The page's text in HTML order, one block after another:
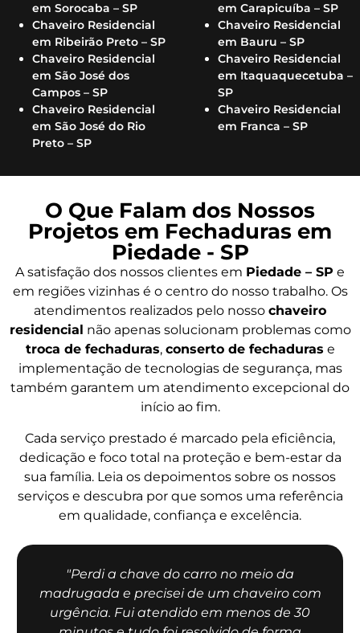
em Sorocaba – SP
Chaveiro Residencial
em Ribeirão Preto – SP
Chaveiro Residencial
em São José dos
Campos – SP
Chaveiro Residencial
em São José do Rio
Preto – SP
em Carapicuíba – SP
Chaveiro Residencial
em Bauru – SP
Chaveiro Residencial
em Itaquaquecetuba –
SP
Chaveiro Residencial
em Franca – SP
O Que Falam dos Nossos
Projetos em Fechaduras em
Piedade - SP
A satisfação dos nossos clientes em Piedade – SP e
em regiões vizinhas é o centro do nosso trabalho. Os
atendimentos realizados pelo nosso chaveiro
residencial não apenas solucionam problemas como
troca de fechaduras, conserto de fechaduras e
implementação de tecnologias de segurança, mas
também garantem um atendimento excepcional do
início ao fim.
Cada serviço prestado é marcado pela eficiência,
dedicação e foco total na proteção e bem-estar da
sua família. Leia os depoimentos sobre os nossos
serviços e descubra por que somos uma referência
em qualidade, confiança e excelência.
"Perdi a chave do carro no meio da
madrugada e precisei de um chaveiro com
urgência. Fui atendido em menos de 30